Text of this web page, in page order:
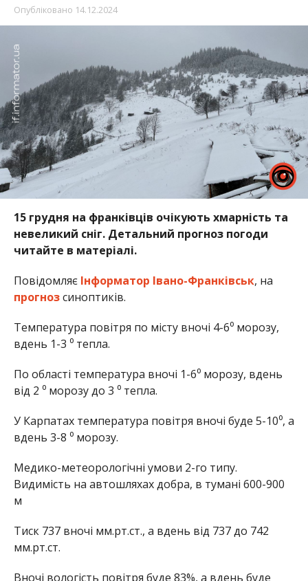
Опубліковано 14.12.2024
15 грудня на франківців очікують хмарність та
невеликий сніг. Детальний прогноз погоди
читайте в матеріалі.
ПовідомляєІнформатор Івано-Франківськ, на
прогнозсиноптиків.
Температура повітря по місту вночі 4-6⁰ морозу,
вдень 1-3 ⁰ тепла.
По області температура вночі 1-6⁰ морозу, вдень
від 2 ⁰ морозу до 3 ⁰ тепла.
У Карпатах температура повітря вночі буде 5-10⁰, а
вдень 3-8 ⁰ морозу.
Медико-метеорологічні умови 2-го типу.
Видимість на автошляхах добра, в тумані 600-900
м
Тиск 737 вночі мм.рт.ст., а вдень від 737 до 742
мм.рт.ст.
Вночі вологість повітря буде 83%, а вдень буде